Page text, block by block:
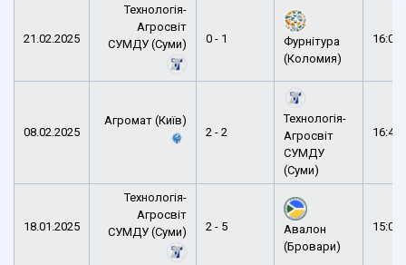
21.02.2025
Технологія-
Агросвіт
СУМДУ (Суми)
0 - 1
Фурнітура
(Коломия)
16:00
08.02.2025
Агромат (Київ)
2 - 2
Технологія-
Агросвіт
СУМДУ
(Суми)
16:49
18.01.2025
Технологія-
Агросвіт
СУМДУ (Суми)
2 - 5
Авалон
(Бровари)
15:01